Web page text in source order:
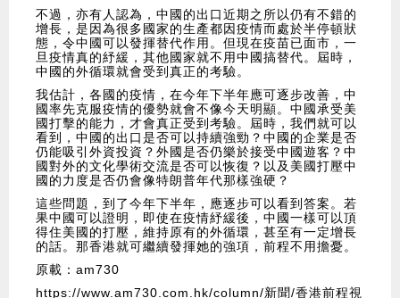
不過，亦有人認為，中國的出口近期之所以仍有不錯的
增長，是因為很多國家的生產都因疫情而處於半停頓狀
態，令中國可以發揮替代作用。但現在疫苗已面市，一
旦疫情真的紓緩，其他國家就不用中國搞替代。屆時，
中國的外循環就會受到真正的考驗。
我估計，各國的疫情，在今年下半年應可逐步改善，中
國率先克服疫情的優勢就會不像今天明顯。中國承受美
國打擊的能力，才會真正受到考驗。屆時，我們就可以
看到，中國的出口是否可以持續強勁？中國的企業是否
仍能吸引外資投資？外國是否仍樂於接受中國遊客？中
國對外的文化學術交流是否可以恢復？以及美國打壓中
國的力度是否仍會像特朗普年代那樣強硬？
這些問題，到了今年下半年，應逐步可以看到答案。若
果中國可以證明，即使在疫情紓緩後，中國一樣可以頂
得住美國的打壓，維持原有的外循環，甚至有一定增長
的話。那香港就可繼續發揮她的強項，前程不用擔憂。
原載：am730
https://www.am730.com.hk/column/新聞/香港前程視